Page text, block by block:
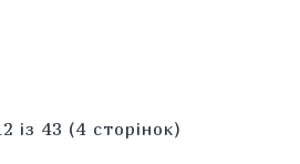
із 43 (4 сторінок)